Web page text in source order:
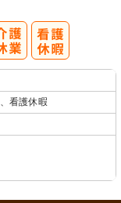
看護休暇